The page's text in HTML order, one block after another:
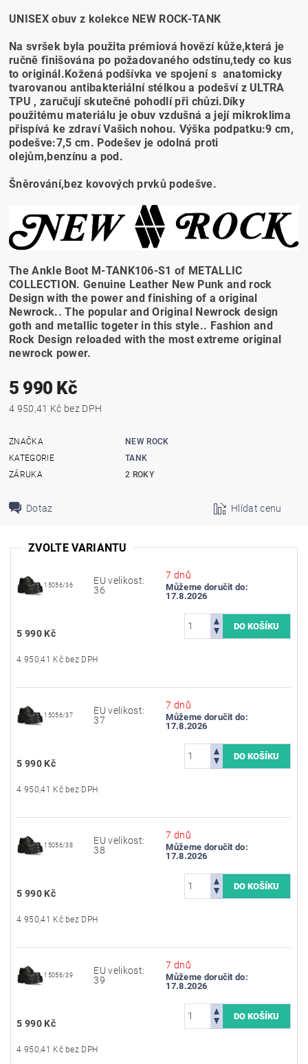
UNISEX obuv z kolekce NEW ROCK-TANK
Na svršek byla použita prémiová hovězí kůže,která je
ručně finišována po požadovaného odstínu,tedy co kus
to originál.Kožená podšívka ve spojení s anatomicky
tvarovanou antibakteriální stélkou a podešví z ULTRA
TPU , zaručují skutečné pohodlí při chůzi.Díky
použitému materiálu je obuv vzdušná a její mikroklima
přispívá ke zdraví Vašich nohou. Výška podpatku:9 cm,
podešve:7,5 cm. Podešev je odolná proti
olejům,benzínu a pod.
Šněrování,bez kovových prvků podešve.
The Ankle Boot M-TANK106-S1 of METALLIC
COLLECTION. Genuine Leather New Punk and rock
Design with the power and finishing of a original
Newrock.. The popular and Original Newrock design
goth and metallic togeter in this style.. Fashion and
Rock Design reloaded with the most extreme original
newrock power.
5 990 Kč
4 950,41 Kč bez DPH
ZNAČKA
NEW ROCK
KATEGORIE
TANK
ZÁRUKA
2 ROKY
Dotaz Hlídat cenu
ZVOLTE VARIANTU
15056/36
EU velikost:
36
7 dnů
Můžeme doručit do:
17.8.2026
5 990 Kč
4 950,41 Kč bez DPH
15056/37
EU velikost:
37
7 dnů
Můžeme doručit do:
17.8.2026
5 990 Kč
4 950,41 Kč bez DPH
15056/38
EU velikost:
38
7 dnů
Můžeme doručit do:
17.8.2026
5 990 Kč
4 950,41 Kč bez DPH
15056/39
EU velikost:
39
7 dnů
Můžeme doručit do:
17.8.2026
5 990 Kč
4 950,41 Kč bez DPH